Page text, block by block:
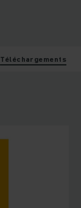
Téléchargements